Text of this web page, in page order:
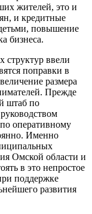
жителей, это и
и кредитные
повышение
бизнеса.
структур ввели
поправки в
размера
Прежде
штаб по
оперативному
Именно
Омской области и
в это непростое
поддержке
развития